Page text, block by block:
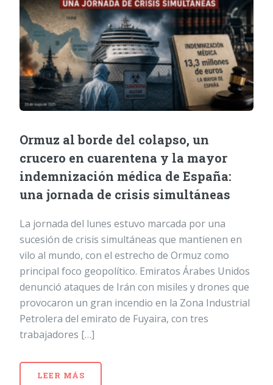
Ormuz al borde del colapso, un
crucero en cuarentena y la mayor
indemnización médica de España:
una jornada de crisis simultáneas
La jornada del lunes estuvo marcada por una
sucesión de crisis simultáneas que mantienen en
vilo al mundo, con el estrecho de Ormuz como
principal foco geopolítico. Emiratos Árabes Unidos
denunció ataques de Irán con misiles y drones que
provocaron un gran incendio en la Zona Industrial
Petrolera del emirato de Fuyaira, con tres
trabajadores […]
LEER MÁS